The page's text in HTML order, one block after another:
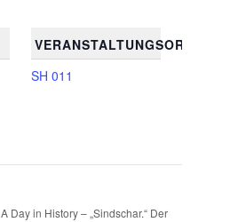
VERANSTALTUNGSORT
SH 011
A Day in History – „Sindschar.“ Der